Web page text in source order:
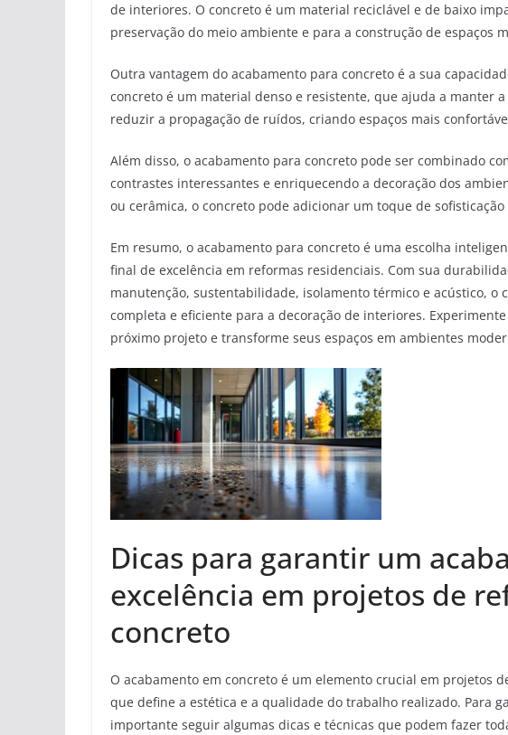
de interiores. O concreto é um material reciclável e de baixo
preservação do meio ambiente e para a construção de espaços
Outra vantagem do acabamento para concreto é a sua
concreto é um material denso e resistente, que ajuda a manter
reduzir a propagação de ruídos, criando espaços mais
Além disso, o acabamento para concreto pode ser combinado
contrastes interessantes e enriquecendo a decoração dos
ou cerâmica, o concreto pode adicionar um toque de
Em resumo, o acabamento para concreto é uma escolha
final de excelência em reformas residenciais. Com sua
manutenção, sustentabilidade, isolamento térmico e acústico, o
completa e eficiente para a decoração de interiores.
próximo projeto e transforme seus espaços em ambientes
Dicas para garantir um
excelência em projetos de
concreto
O acabamento em concreto é um elemento crucial em projetos
que define a estética e a qualidade do trabalho realizado. Para
importante seguir algumas dicas e técnicas que podem fazer